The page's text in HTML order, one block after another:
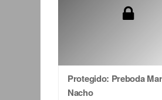
Protegido: Preboda
Nacho